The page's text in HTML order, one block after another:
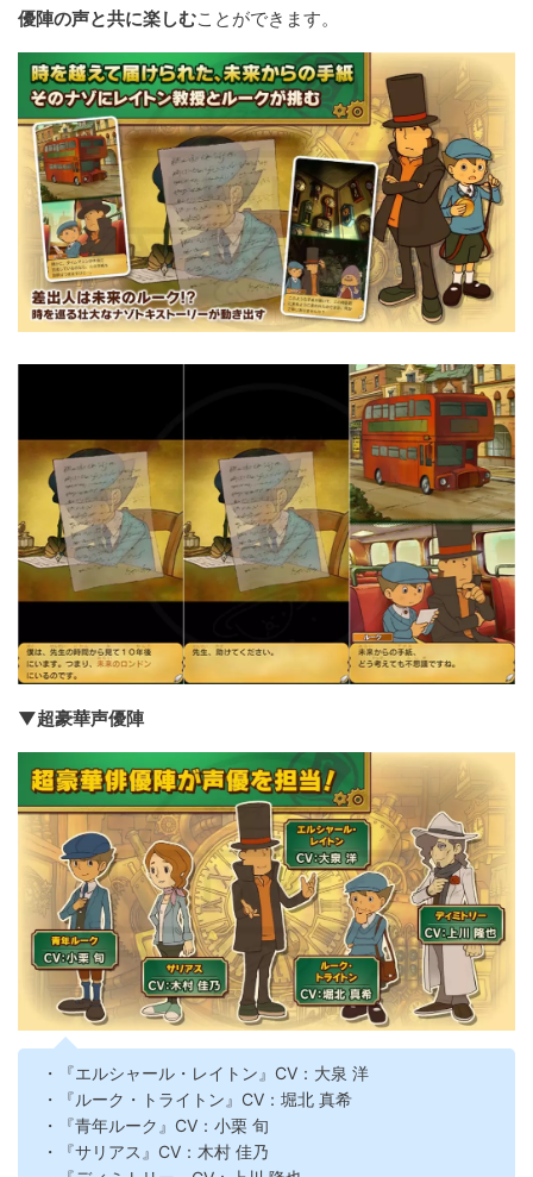
優陣の声と共に楽しむことができます。
▼超豪華声優陣
・『エルシャール・レイトン』CV：大泉 洋
・『ルーク・トライトン』CV：堀北 真希
・『青年ルーク』CV：小栗 旬
・『サリアス』CV：木村 佳乃